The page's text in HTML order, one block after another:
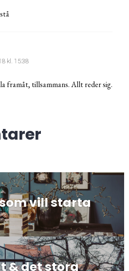
kl. 15:38
framåt, tillsammans. Allt reder sig.
vill starta
& det stora